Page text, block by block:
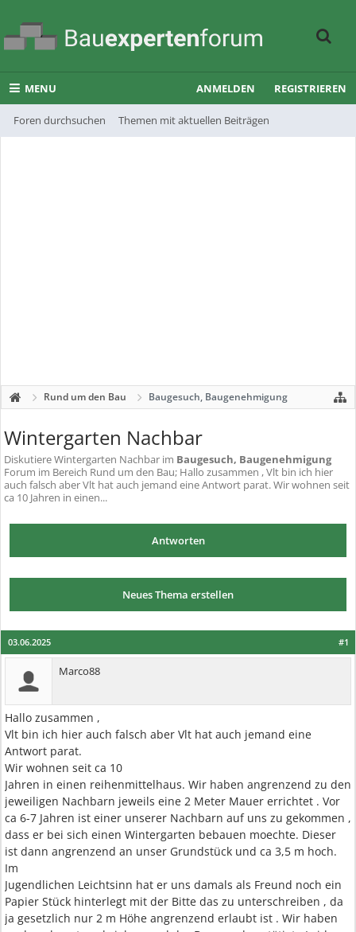
MENU
Foren durchsuchen Themen mit aktuellen Beiträgen
ANMELDEN REGISTRIEREN
Rund um den Bau Baugesuch, Baugenehmigung
Wintergarten Nachbar
DiskutiereWintergarten Nachbar im Baugesuch, Baugenehmigung
Forum im Bereich Rund um den Bau; Hallo zusammen , Vlt bin ich hier
auch falsch aber Vlt hat auch jemand eine Antwort parat. Wir wohnen seit
ca 10 Jahren in einen...
Antworten
Neues Thema erstellen
#1
03.06.2025
Marco88
Hallo zusammen ,
Vlt bin ich hier auch falsch aber Vlt hat auch jemand eine
Antwort parat.
Wir wohnen seit ca 10
Jahren in einen reihenmittelhaus. Wir haben angrenzend zu den
jeweiligen Nachbarn jeweils eine 2 Meter Mauer errichtet . Vor
ca 6-7 Jahren ist einer unserer Nachbarn auf uns zu gekommen ,
dass er bei sich einen Wintergarten bebauen moechte. Dieser
ist dann angrenzend an unser Grundstück und ca 3,5 m hoch.
Im
Jugendlichen Leichtsinn hat er uns damals als Freund noch ein
Papier Stück hinterlegt mit der Bitte das zu unterschreiben , da
ja gesetzlich nur 2 m Höhe angrenzend erlaubt ist . Wir haben